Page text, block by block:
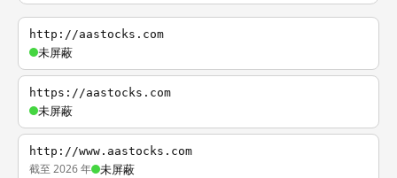
http://aastocks.com
未屏蔽
https://aastocks.com
未屏蔽
http://www.aastocks.com
截至 2026 年 未屏蔽